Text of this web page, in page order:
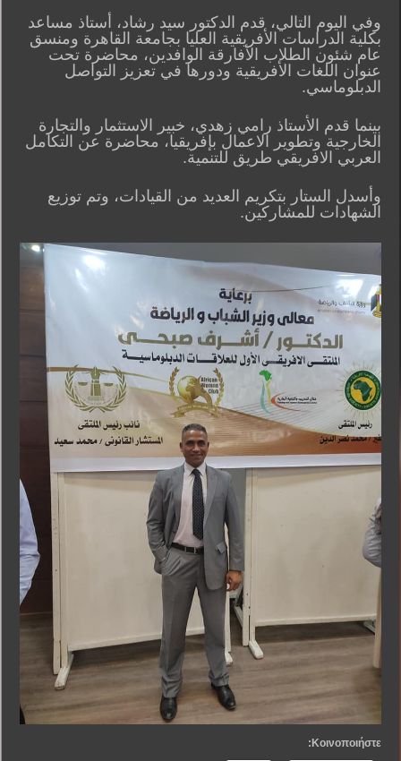
وفي اليوم التالي، قدم الدكتور سيد رشاد، أستاذ مساعد
بكلية الدراسات الأفريقية العليا بجامعة القاهرة ومنسق
عام شئون الطلاب الأفارقة الوافدين، محاضرة تحت
عنوان اللغات الأفريقية ودورها في تعزيز التواصل
الدبلوماسي.
بينما قدم الأستاذ رامي زهدي، خبير الاستثمار والتجارة
الخارجية وتطوير الاعمال بإفريقيا، محاضرة عن التكامل
العربي الافريقي طريق للتنمية.
وأسدل الستار بتكريم العديد من القيادات، وتم توزيع
الشهادات للمشاركين.
Κοινοποιήστε: